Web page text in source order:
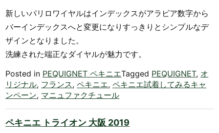
新しいパリロワイヤルはインデックスがアラビア数字から
バーインデックスへと変更になりすっきりとシンプルなデ
ザインとなりました。
洗練された端正なダイヤルが魅力です。
Posted in PEQUIGNET ペキニエTagged PEQUIGNET, オ
リジナル, フランス,ペキニエ,ペキニエ試着してみるキャ
ンペーン, マニュファクチュール
ペキニエ トライオン 大阪 2019